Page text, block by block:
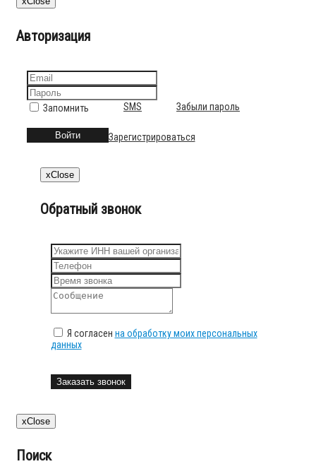
Авторизация
Запомнить SMS Забыли пароль
Войти Зарегистрироваться
xClose
Обратный звонок
Я согласен на обработку моих персональных
данных
Заказать звонок
xClose
Поиск